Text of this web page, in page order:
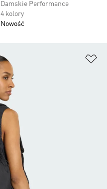
Damskie Performance
4 kolory
Nowość